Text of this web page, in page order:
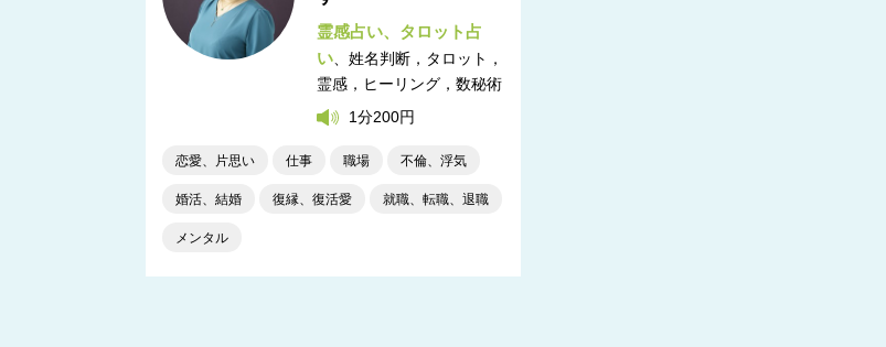
霊感占い
タロット占
い
姓名判断，タロット，
霊感，ヒーリング，数秘術
1分200円
恋愛、片思い 仕事 職場 不倫、浮気
婚活、結婚 復縁、復活愛 就職、転職、退職
メンタル